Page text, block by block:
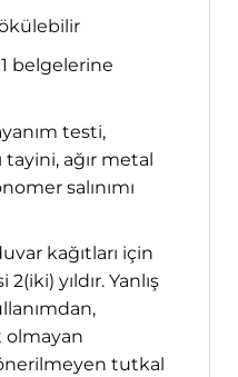
belgelerine
testi,
tayini, ağır metal
salınımı
kağıtları için
yıldır. Yanlış
olmayan
tutkal